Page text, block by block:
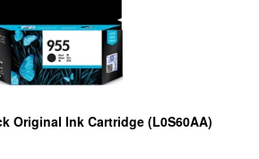
Original Ink Cartridge (L0S60AA)